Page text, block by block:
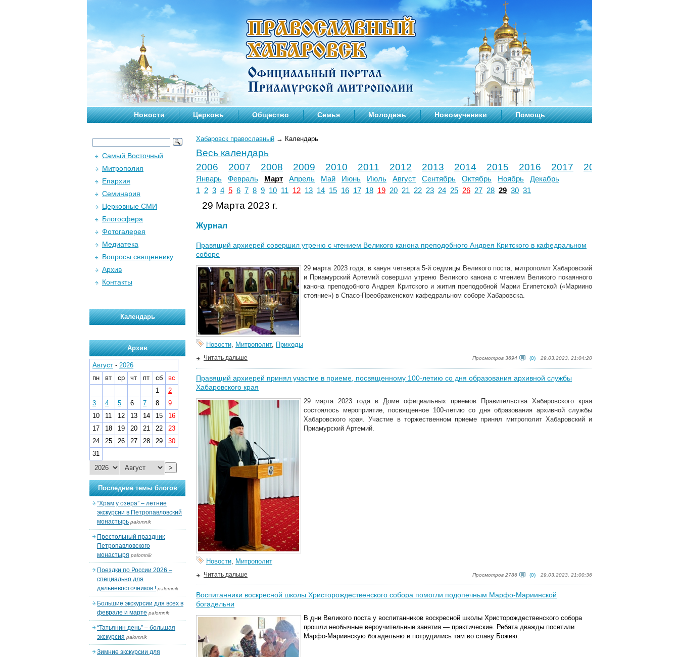
Новости Церковь Общество Семья Молодежь Новомученики Помощь
Хабаровск православный → Календарь
Весь календарь
2006
2007 2008 2009 2010 2011 2012 2013 2014 2015 2016 2017 2018
Январь Февраль Март Апрель Май Июнь Июль Август Сентябрь Октябрь Ноябрь
Декабрь
1
2 3 4 5 6 7 8 9 10 11 12 13 14 15 16 17 18 19 20 21 22 23 24 25 26 27 28 29 30 31
29 Марта 2023 г.
Журнал
Правящий архиерей совершил утреню с чтением Великого канона преподобного Андрея Критского в кафедральном
соборе
29 марта 2023 года, в канун четверга 5-й седмицы Великого поста, митрополит Хабаровский
и Приамурский Артемий совершил утреню Великого канона с чтением Великого покаянного
канона преподобного Андрея Критского и жития преподобной Марии Египетской («Мариино
стояние») в Спасо-Преображенском кафедральном соборе Хабаровска.
Новости, Митрополит, Приходы
Просмотров 3694 (0) 29.03.2023, 21:04:20
Читать дальше
Правящий архиерей принял участие в приеме, посвященному 100-летию со дня образования архивной службы
Хабаровского края
29 марта 2023 года в Доме официальных приемов Правительства Хабаровского края
состоялось мероприятие, посвященное 100-летию со дня образования архивной службы
Хабаровского края. Участие в торжественном приеме принял митрополит Хабаровский и
Приамурский Артемий.
Новости, Митрополит
Просмотров 2786 (0) 29.03.2023, 21:00:36
Читать дальше
Воспитанники воскресной школы Христорождественского собора помогли подопечным Марфо-Мариинской
богадельни
В дни Великого поста у воспитанников воскресной школы Христорождественского собора
прошли необычные вероучительные занятия — практические. Ребята дважды посетили
Марфо-Мариинскую богадельню и потрудились там во славу Божию.
Самый Восточный
Митрополия
Епархия
Семинария
Церковные СМИ
Блогосфера
Фотогалерея
Медиатека
Вопросы священнику
Архив
Контакты
Календарь
Архив
Август - 2026
пн
вт ср чт пт сб
вс
1
2
3
4 5 6 7 8
9
10
11 12 13 14 15
16
17
18 19 20 21 22
23
24
25 26 27 28 29
30
31
>
Последние темы блогов
“Храм у озера” – летние
экскурсии в Петропавловский
монастырь palomnik
Престольный праздник
Петропавловского
монастыря palomnik
Поездки по России 2026 –
специально для
дальневосточников ! palomnik
Большие экскурсии для всех в
феврале и марте palomnik
“Татьянин день” – большая
экскурсия palomnik
Зимние экскурсии для